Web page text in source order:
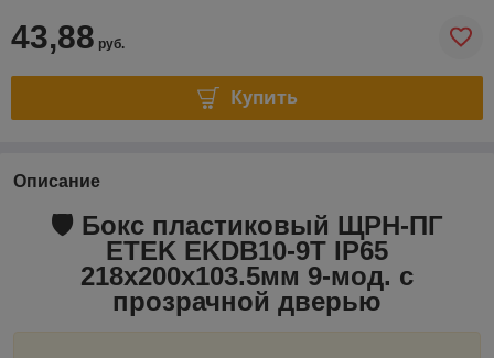
43,88 руб.
Купить
Описание
🛡️ Бокс пластиковый ЩРН-ПГ
ETEK EKDB10-9T IP65
218x200x103.5мм 9-мод. с
прозрачной дверью